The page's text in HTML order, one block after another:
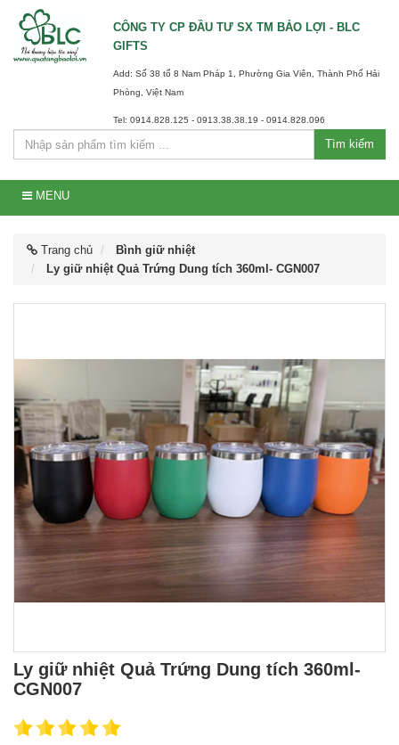
CÔNG TY CP ĐẦU TƯ SX TM BẢO LỢI - BLC
GIFTS
Add: Số 38 tổ 8 Nam Pháp 1, Phường Gia Viên, Thành Phố Hải
Phòng, Việt Nam
Tel: 0914.828.125 - 0913.38.38.19 - 0914.828.096
Tìm kiếm
MENU
Trang chủ
Bình giữ nhiệt
Ly giữ nhiệt Quả Trứng Dung tích 360ml- CGN007
Ly giữ nhiệt Quả Trứng Dung tích 360ml-
CGN007